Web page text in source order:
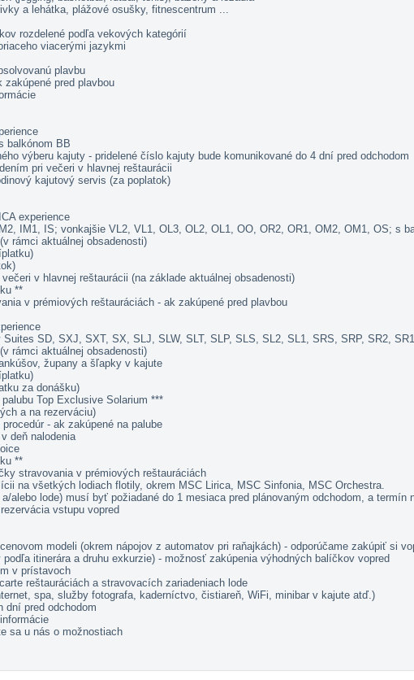
a lehátka, plážové osušky, fitnescentrum ...
rozdelené podľa vekových kategórií
viacerými jazykmi
plavbu
pred plavbou
balkónom BB
výberu kajuty - pridelené číslo kajuty bude komunikované do 4 dní pred odchodom
pri večeri v hlavnej reštaurácii
kajutový servis (za poplatok)
experience
IM1, IS; vonkajšie VL2, VL1, OL3, OL2, OL1, OO, OR2, OR1, OM2, OM1, OS;
rámci aktuálnej obsadenosti)
v hlavnej reštaurácii (na základe aktuálnej obsadenosti)
**
v prémiových reštauráciách - ak zakúpené pred plavbou
SD, SXJ, SXT, SX, SLJ, SLW, SLT, SLP, SLS, SL2, SL1, SRS, SRP, SR2,
rámci aktuálnej obsadenosti)
župany a šľapky v kajute
za donášku)
Top Exclusive Solarium ***
a na rezerváciu)
- ak zakúpené na palube
deň nalodenia
**
stravovania v prémiových reštauráciách
na všetkých lodiach flotily, okrem MSC Lirica, MSC Sinfonia, MSC Orchestra.
alebo lode) musí byť požiadané do 1 mesiaca pred plánovaným odchodom, a
vstupu vopred
modeli (okrem nápojov z automatov pri raňajkách) - odporúčame zakúpiť si
itinerára a druhu exkurzie) - možnosť zakúpenia výhodných balíčkov vopred
v prístavoch
reštauráciách a stravovacích zariadeniach lode
spa, služby fotografa, kaderníctvo, čistiareň, WiFi, minibar v kajute atď.)
dní pred odchodom
sa u nás o možnostiach